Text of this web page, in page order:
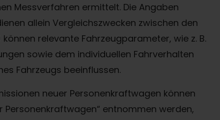
Messverfahren ermittelt. Die Angaben
allein Vergleichszwecken zwischen den
relevante Fahrzeugparameter, wie z. B.
sowie dem individuellen Fahrverhalten
Fahrzeugs beeinflussen.
neuer Personenkraftwagen können
entnommen werden,
Termin online buchen